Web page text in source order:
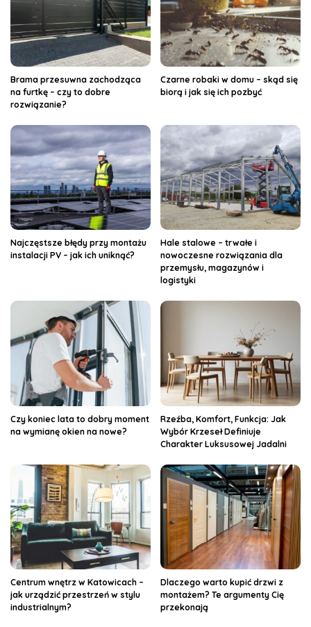
Brama przesuwna zachodząca
na furtkę – czy to dobre
rozwiązanie?
Czarne robaki w domu – skąd się
biorą i jak się ich pozbyć
Najczęstsze błędy przy montażu
instalacji PV – jak ich uniknąć?
Hale stalowe – trwałe i
nowoczesne rozwiązania dla
przemysłu, magazynów i
logistyki
Czy koniec lata to dobry moment
na wymianę okien na nowe?
Rzeźba, Komfort, Funkcja: Jak
Wybór Krzeseł Definiuje
Charakter Luksusowej Jadalni
Centrum wnętrz w Katowicach –
jak urządzić przestrzeń w stylu
industrialnym?
Dlaczego warto kupić drzwi z
montażem? Te argumenty Cię
przekonają